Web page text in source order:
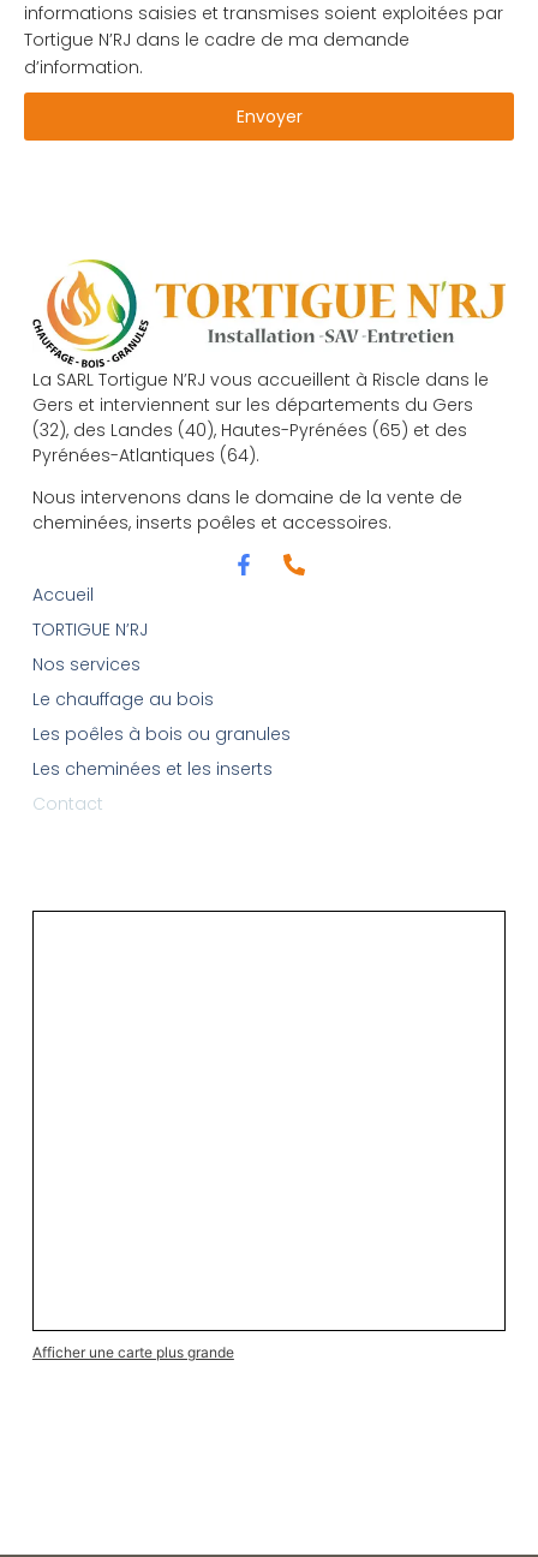
informations saisies et transmises soient exploitées par
Tortigue N’RJ dans le cadre de ma demande
d’information.
Envoyer
La SARL Tortigue N’RJ vous accueillent à Riscle dans le
Gers et interviennent sur les départements du Gers
(32), des Landes (40), Hautes-Pyrénées (65) et des
Pyrénées-Atlantiques (64).
Nous intervenons dans le domaine de la vente de
cheminées, inserts poêles et accessoires.
Accueil
TORTIGUE N’RJ
Nos services
Le chauffage au bois
Les poêles à bois ou granules
Les cheminées et les inserts
Contact
Afficher une carte plus grande